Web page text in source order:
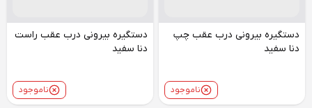
دستگیره بیرونی درب عقب چپ
دنا سفید
ناموجود
دستگیره بیرونی درب عقب راست
دنا سفید
ناموجود